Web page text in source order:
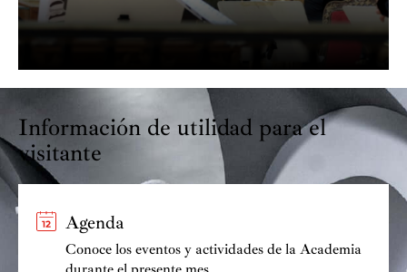
Información de utilidad para el
visitante
Agenda
Conoce los eventos y actividades de la Academia